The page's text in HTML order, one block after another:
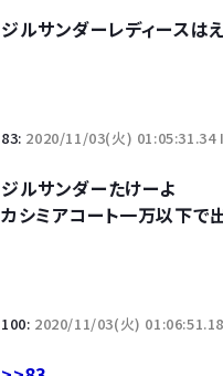
ジルサンダーレディースは
83: 2020/11/03(火)
ジルサンダーたけーよ
カシミアコート一万以下で
100: 2020/11/03(火)